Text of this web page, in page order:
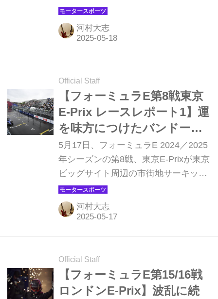
で開催された。前日に行われた第8戦
は雨量の多いなか行われ、ギャンブル
を成功させたストフェル・バンドーン
河村大志
Official Staff
【フォーミュラE第8戦東京
E-Prix レースレポート1】運
を味方につけたバンドーン
が優勝 マセラティは東京E-
Prix連覇達成
5月17日、フォーミュラE 2024／2025
年シーズンの第8戦、東京E-Prixが東京
ビッグサイト周辺の市街地サーキット
で開催された。昨年のワンデイ開催か
ら2日間で2大会が行われる今年の東京
E-Prix。規模も大きくなり帰ってきた
河村大志
Official Staff
【フォーミュラE第15/16戦
ロンドンE-Prix】波乱に続